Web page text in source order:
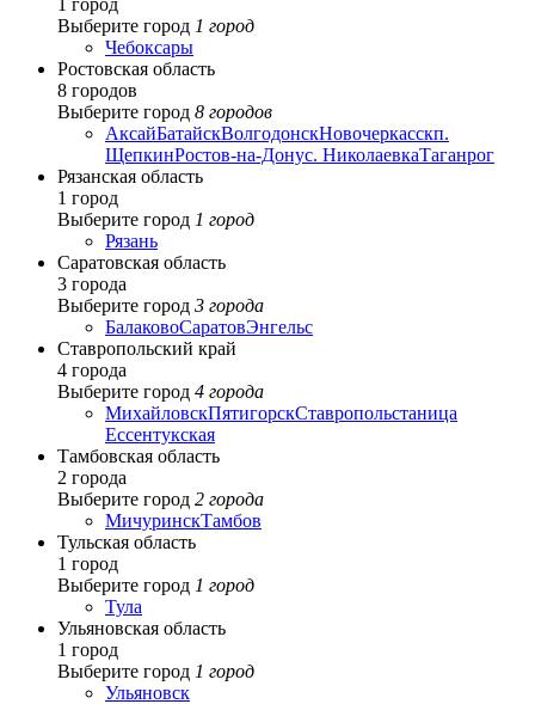
Выберите город 1 город
Чебоксары
Ростовская область
8 городов
Выберите город 8 городов
АксайБатайскВолгодонскНовочеркасскп.
ЩепкинРостов-на-Донус. НиколаевкаТаганрог
Рязанская область
1 город
Выберите город 1 город
Рязань
Саратовская область
3 города
Выберите город 3 города
БалаковоСаратовЭнгельс
Ставропольский край
4 города
Выберите город 4 города
МихайловскПятигорскСтавропольстаница
Ессентукская
Тамбовская область
2 города
Выберите город 2 города
МичуринскТамбов
Тульская область
1 город
Выберите город 1 город
Тула
Ульяновская область
1 город
Выберите город 1 город
Ульяновск